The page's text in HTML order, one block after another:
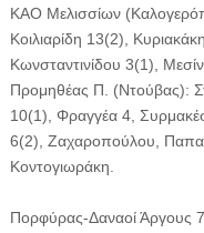
ΚΑΟ Μελισσίων
Κοιλιαρίδη 13(2),
Κωνσταντινίδου 3(1),
Προμηθέας Π. (Ντούβας):
10(1), Φραγγέα 4,
6(2), Ζαχαροπούλου,
Κοντογιωράκη.
Πορφύρας-Δαναοί Άργους